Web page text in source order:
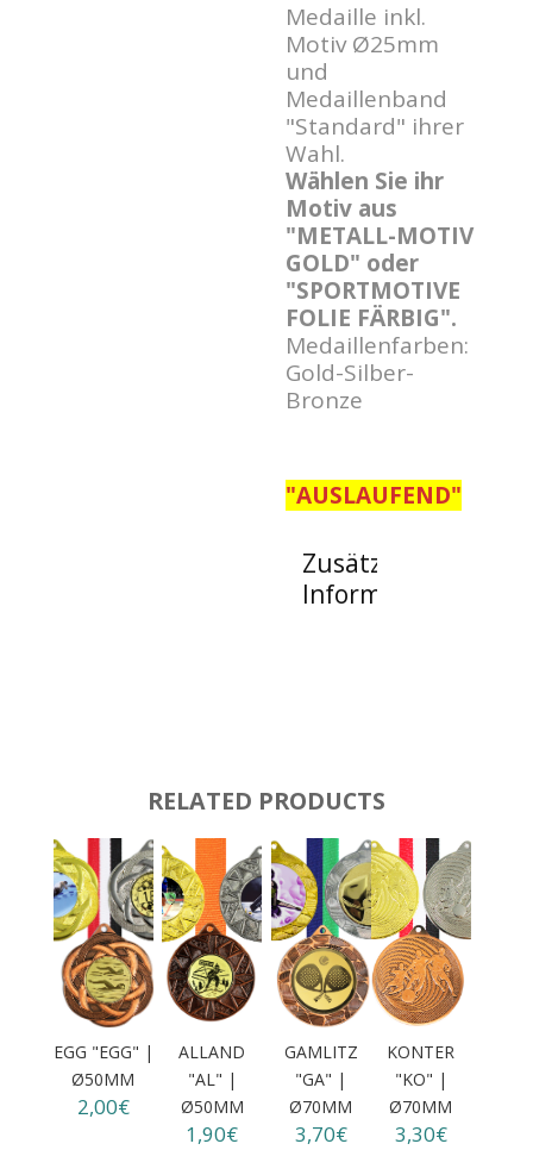
Medaille inkl.
Motiv Ø25mm
und
Medaillenband
"Standard" ihrer
Wahl.
Wählen Sie ihr
Motiv aus
"METALL-MOTIV
GOLD" oder
"SPORTMOTIVE
FOLIE FÄRBIG".
Medaillenfarben:
Gold-Silber-
Bronze
"AUSLAUFEND"
Zusätzliche
Informationen
RELATED PRODUCTS
EGG "EGG" |
Ø50MM
2,00€
ALLAND
"AL" |
Ø50MM
1,90€
GAMLITZ
"GA" |
Ø70MM
3,70€
KONTER
"KO" |
Ø70MM
3,30€